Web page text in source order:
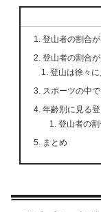
登山者の割合
登山者の割合
登山は徐々
スポーツの中
年齢別に見る
登山者の
まとめ